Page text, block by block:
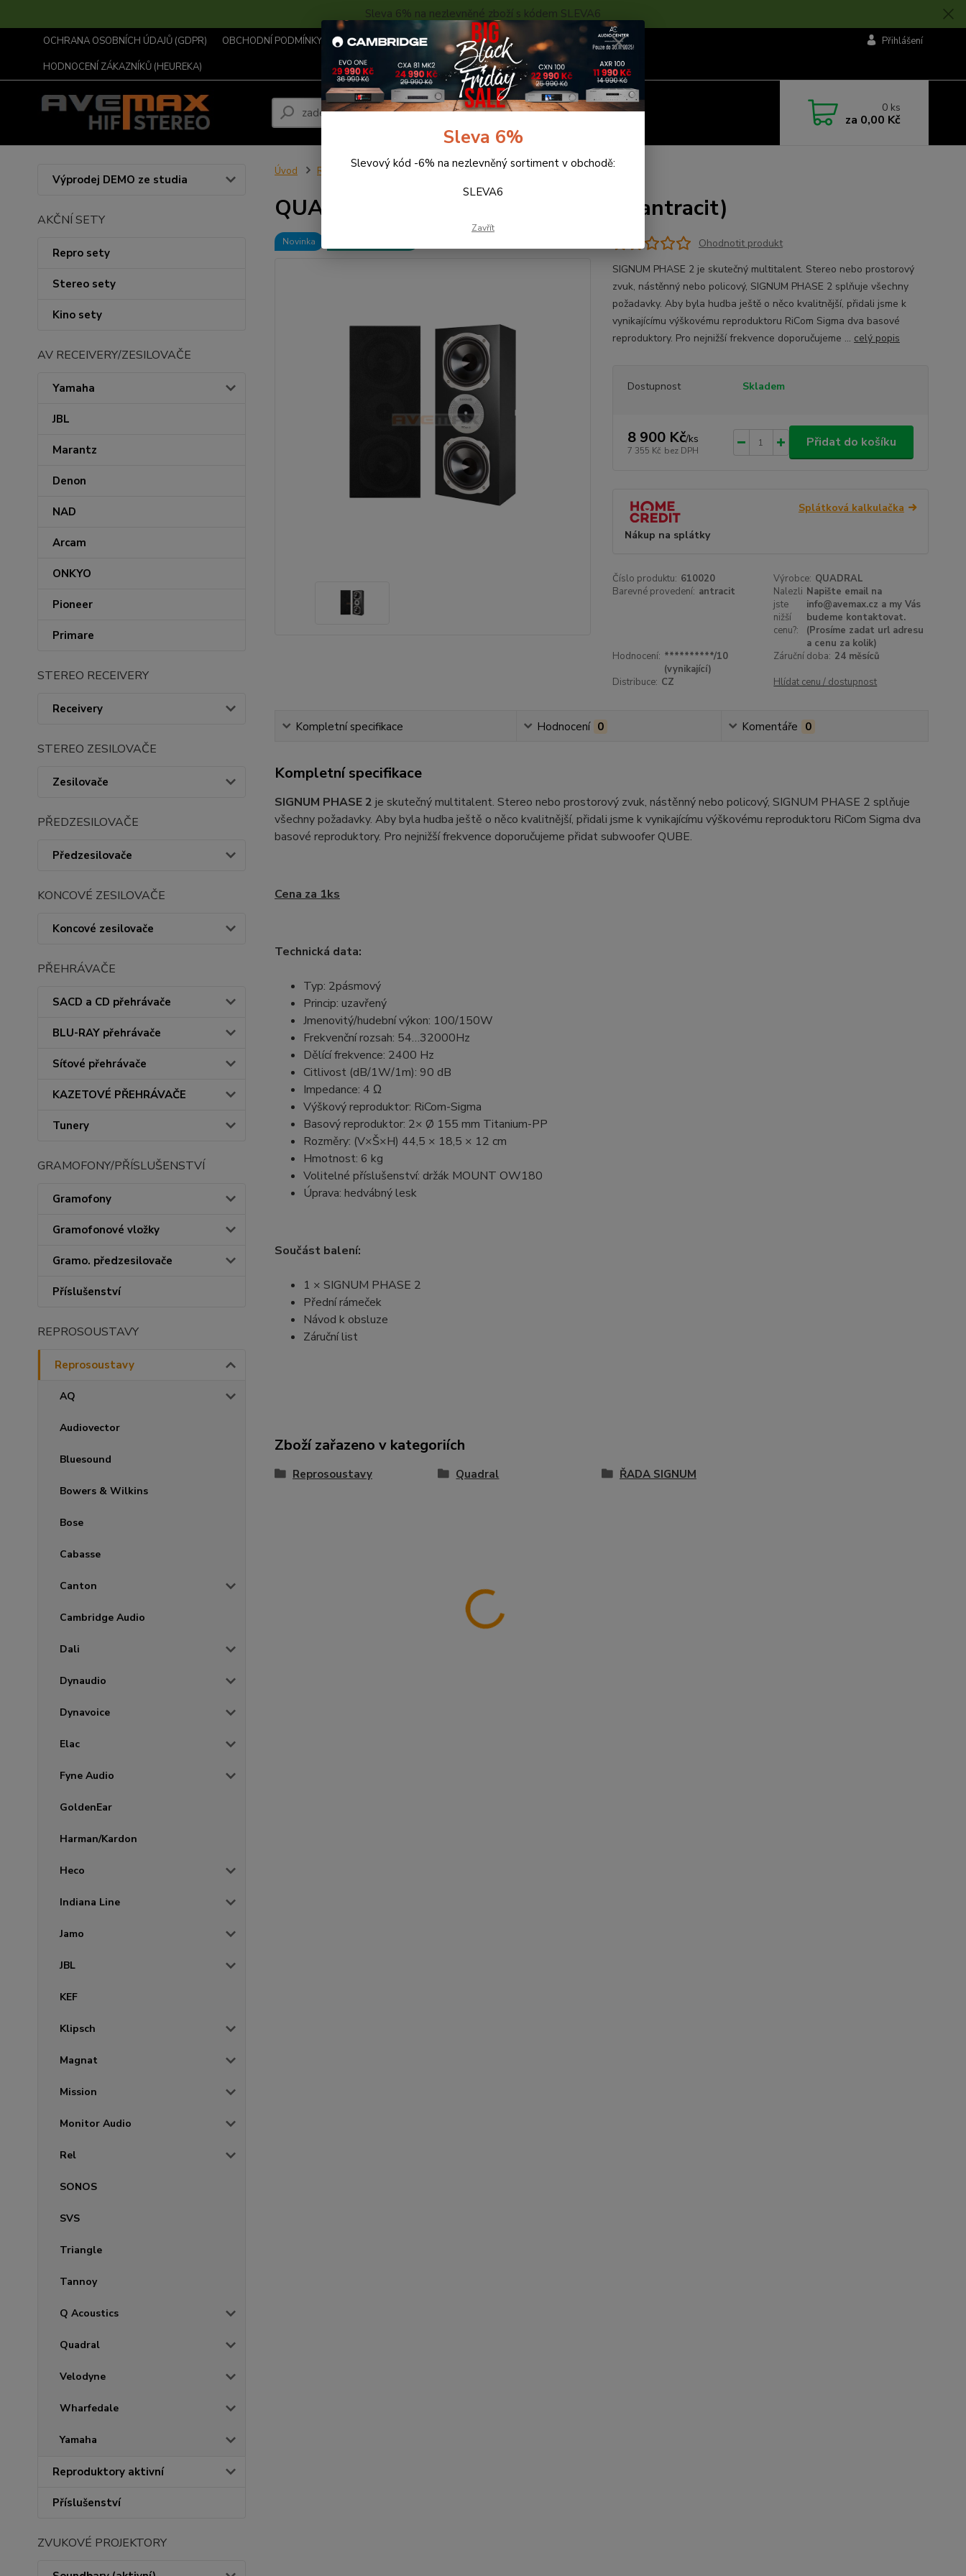
Sleva 6% na nezlevněné zboží s kódem SLEVA6
OCHRANA OSOBNÍCH ÚDAJŮ (GDPR) OBCHODNÍ PODMÍNKY ... KONTAKTY O NÁS
POPTÁVKA ZBOŽÍ - KALKULACE
HODNOCENÍ ZÁKAZNÍKŮ (HEUREKA)
Přihlášení
Hledat 0 ks
za 0,00 Kč
Výprodej DEMO ze studia
AKČNÍ SETY
Repro sety
Stereo sety
Kino sety
AV RECEIVERY/ZESILOVAČE
Yamaha
JBL
Marantz
Denon
NAD
Arcam
ONKYO
Pioneer
Primare
STEREO RECEIVERY
Receivery
STEREO ZESILOVAČE
Zesilovače
PŘEDZESILOVAČE
Předzesilovače
KONCOVÉ ZESILOVAČE
Koncové zesilovače
PŘEHRÁVAČE
SACD a CD přehrávače
BLU-RAY přehrávače
Síťové přehrávače
KAZETOVÉ PŘEHRÁVAČE
Tunery
GRAMOFONY/PŘÍSLUŠENSTVÍ
Gramofony
Gramofonové vložky
Gramo. předzesilovače
Příslušenství
REPROSOUSTAVY
Reprosoustavy
AQ
Audiovector
Bluesound
Bowers & Wilkins
Bose
Cabasse
Canton
Cambridge Audio
Dali
Dynaudio
Dynavoice
Elac
Fyne Audio
GoldenEar
Harman/Kardon
Heco
Indiana Line
Jamo
JBL
KEF
Klipsch
Magnat
Mission
Monitor Audio
Rel
SONOS
SVS
Triangle
Tannoy
Q Acoustics
Quadral
Velodyne
Wharfedale
Yamaha
Reproduktory aktivní
Příslušenství
ZVUKOVÉ PROJEKTORY
Úvod Reprosoustavy QUADRAL SIGNUM PHASE 2 Wall (antracit)
QUADRAL SIGNUM PHASE 2 Wall (antracit)
Novinka
Ohodnotit produkt
SIGNUM PHASE 2 je skutečný multitalent. Stereo nebo prostorový
zvuk, nástěnný nebo policový, SIGNUM PHASE 2 splňuje všechny
požadavky. Aby byla hudba ještě o něco kvalitnější, přidali jsme k
vynikajícímu výškovému reproduktoru RiCom Sigma dva basové
reproduktory. Pro nejnižší frekvence doporučujeme ... celý popis
Dostupnost Skladem
8 900 Kč/ks
7 355 Kč bez DPH
Přidat do košíku
Splátková kalkulačka
Nákup na splátky
Číslo produktu: 610020 Výrobce: QUADRAL
Barevné provedení: antracit
Nalezli
jste
nižší
cenu?:
Napište email na
info@avemax.cz a my Vás
budeme kontaktovat.
(Prosíme zadat url adresu
a cenu za kolik)
Hodnocení: **********/10
(vynikající)
Záruční doba: 24 měsíců
Distribuce: CZ Hlídat cenu / dostupnost
Kompletní specifikace Hodnocení 0 Komentáře 0
Kompletní specifikace
SIGNUM PHASE 2 je skutečný multitalent. Stereo nebo prostorový zvuk, nástěnný nebo policový, SIGNUM PHASE 2 splňuje
všechny požadavky. Aby byla hudba ještě o něco kvalitnější, přidali jsme k vynikajícímu výškovému reproduktoru RiCom Sigma dva
basové reproduktory. Pro nejnižší frekvence doporučujeme přidat subwoofer QUBE.
Cena za 1ks
Technická data:
Typ: 2pásmový
Princip: uzavřený
Jmenovitý/hudební výkon: 100/150W
Frekvenční rozsah: 54…32000Hz
Dělící frekvence: 2400 Hz
Citlivost (dB/1W/1m): 90 dB
Impedance: 4 Ω
Výškový reproduktor: RiCom-Sigma
Basový reproduktor: 2× Ø 155 mm Titanium-PP
Rozměry: (V×Š×H) 44,5 × 18,5 × 12 cm
Hmotnost: 6 kg
Volitelné příslušenství: držák MOUNT OW180
Úprava: hedvábný lesk
Součást balení:
1 × SIGNUM PHASE 2
Přední rámeček
Návod k obsluze
Záruční list
Zboží zařazeno v kategoriích
Reprosoustavy Quadral ŘADA SIGNUM
Sleva 6%
Slevový kód -6% na nezlevněný sortiment v obchodě:
SLEVA6
Zavřít